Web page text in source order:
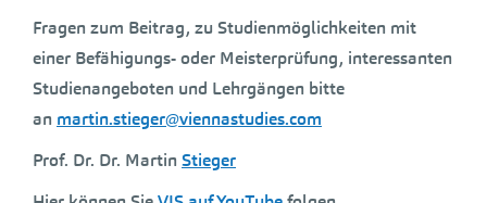
Fragen zum Beitrag, zu Studienmöglichkeiten mit
einer Befähigungs- oder Meisterprüfung, interessanten
Studienangeboten und Lehrgängen bitte
an martin.stieger@viennastudies.com
Prof. Dr. Dr. Martin Stieger